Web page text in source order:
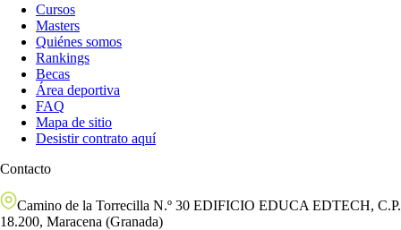
Cursos
Masters
Quiénes somos
Rankings
Becas
Área deportiva
FAQ
Mapa de sitio
Desistir contrato aquí
Contacto
Camino de la Torrecilla N.º 30 EDIFICIO EDUCA EDTECH, C.P.
18.200, Maracena (Granada)